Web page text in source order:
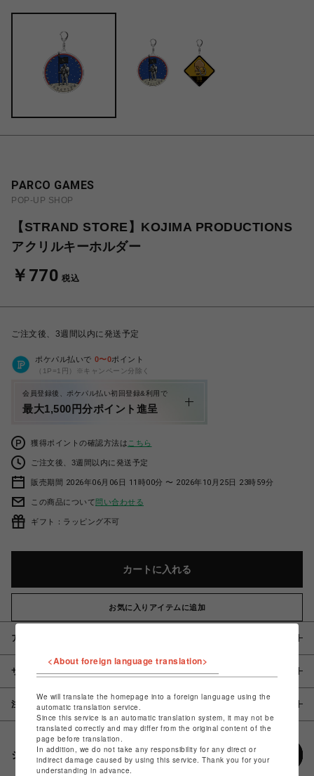
PARCO GAMES
POP-UP SHOP
【STRAND STORE】KOJIMA PRODUCTIONS
アクリルキーホルダー
￥770 税込
ご注文後、3週間以内に発送予定
ポケパル払いで 0〜0ポイント
（1P=1円）※キャンペーン分除く
会員登録後、ポケパル払い初回登録&利用で
最大1,500円分ポイント進呈
獲得ポイントの確認方法は こちら
ご注文後、3週間以内に発送予定
販売期間 2026年06月06日 11時00分 〜 2026年10月25日 23時59分
この商品について問い合わせる
ギフト：ラッピング不可
カートに入れる
お気に入りアイテムに追加
アイテム説明 / 素材
サイズ
注意事項
シェアする
<About foreign language translation>
We will translate the homepage into a foreign language using the
automatic translation service.
Since this service is an automatic translation system, it may not be
translated correctly and may differ from the original content of the
page before translation.
In addition, we do not take any responsibility for any direct or
indirect damage caused by using this service. Thank you for your
understanding in advance.